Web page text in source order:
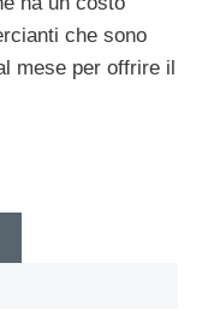
che sono
mese per offrire il